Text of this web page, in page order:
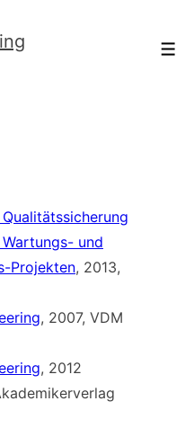
und
Projekten, 2013,
, 2007, VDM
, 2012